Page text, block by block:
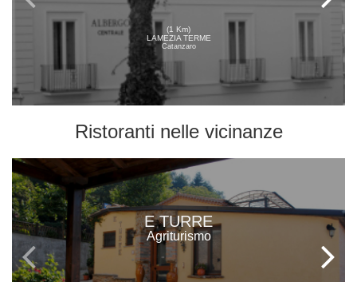
(1 Km)
LAMEZIA TERME
Catanzaro
Ristoranti nelle vicinanze
E TURRE
Agriturismo